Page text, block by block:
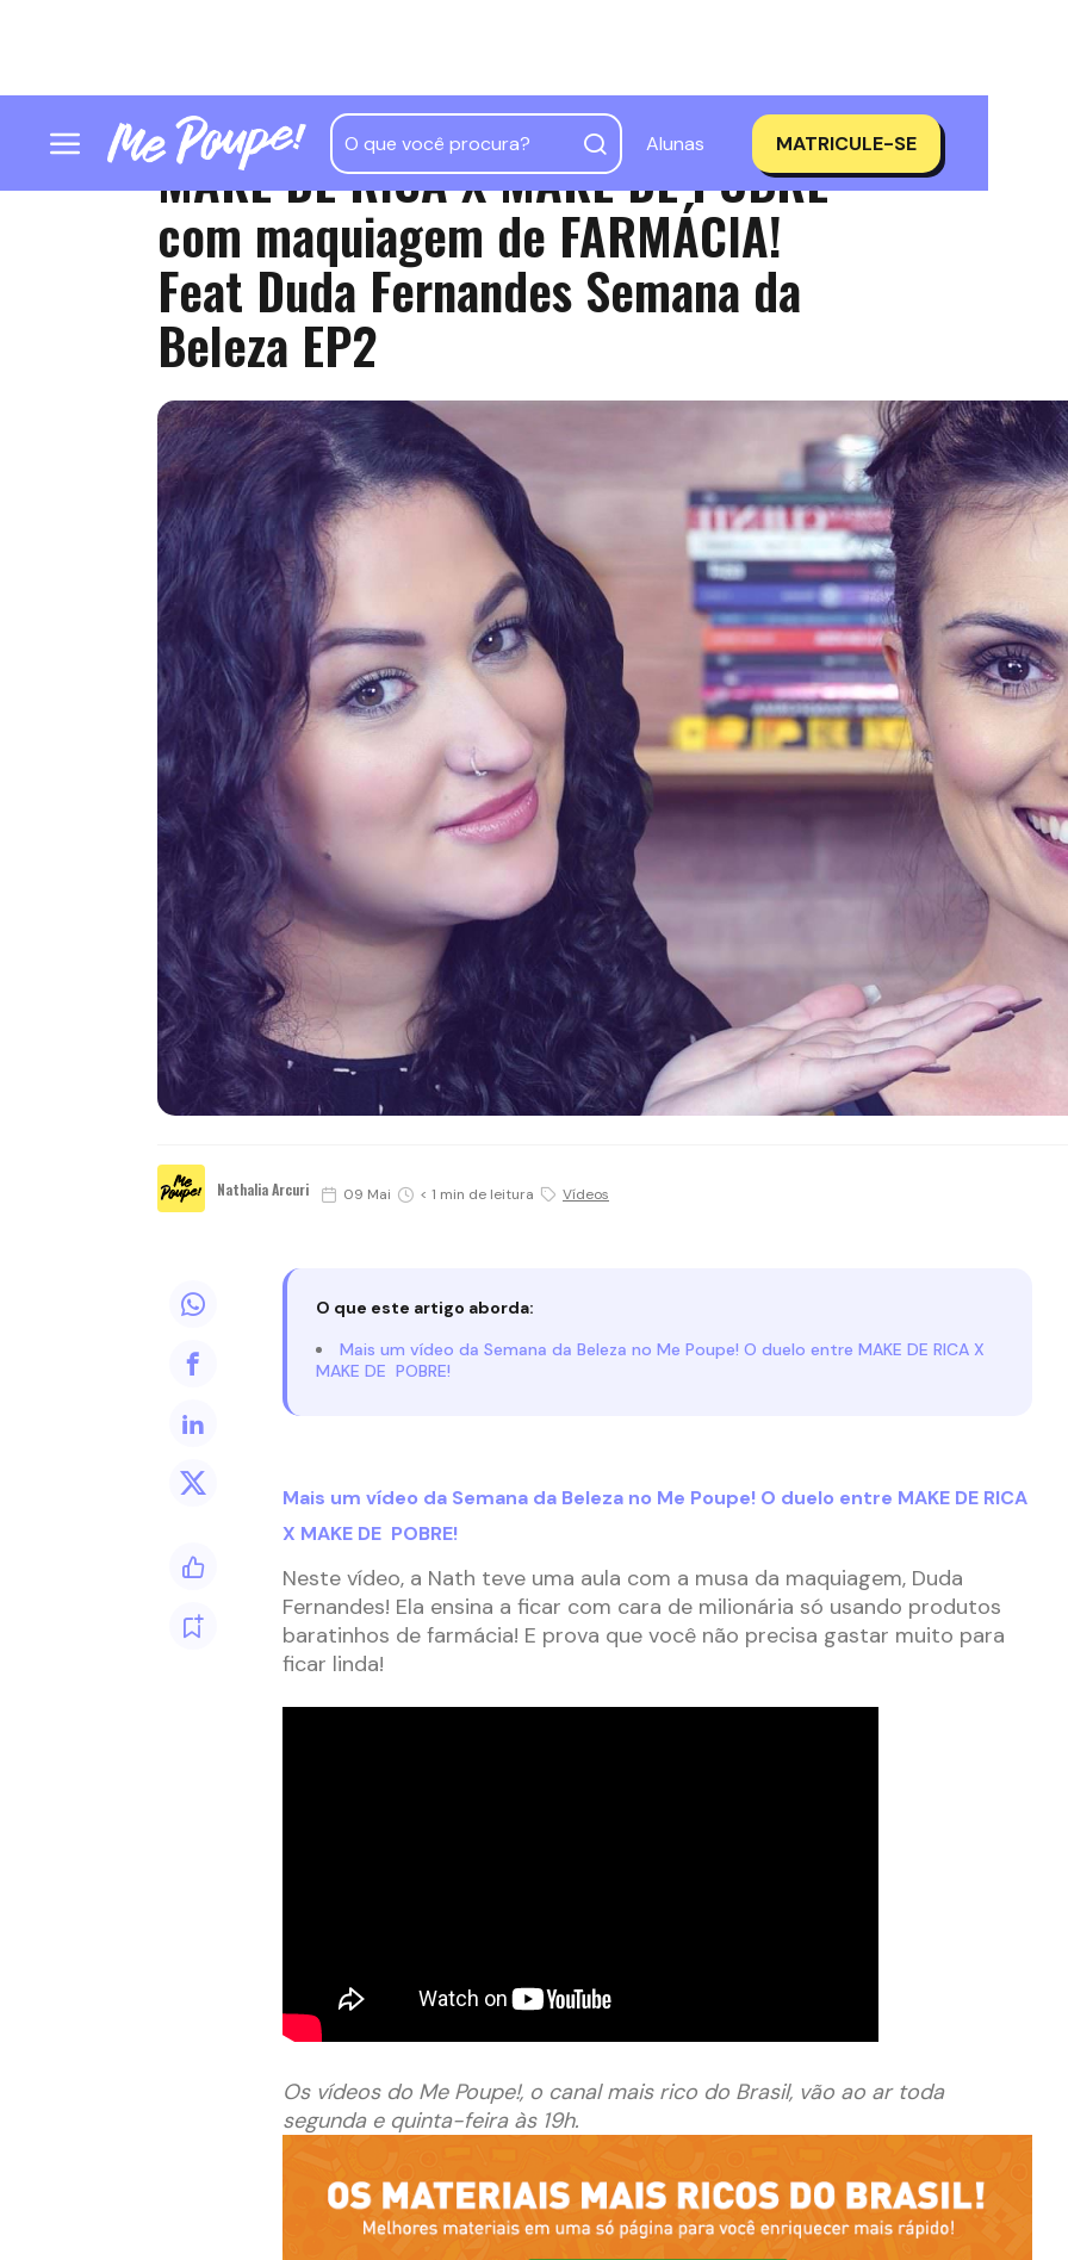
Alunas MATRICULE-SE
MAKE DE RICA X MAKE DE POBRE
com maquiagem de FARMÁCIA!
Feat Duda Fernandes Semana da
Beleza EP2
Nathalia Arcuri 09 Mai < 1 min de leitura Vídeos
O que este artigo aborda:
Mais um vídeo da Semana da Beleza no Me Poupe! O duelo entre MAKE DE RICA X
MAKE DE POBRE!
Mais um vídeo da Semana da Beleza no Me Poupe! O duelo entre MAKE DE RICA
X MAKE DE POBRE!
Neste vídeo, a Nath teve uma aula com a musa da maquiagem, Duda
Fernandes! Ela ensina a ficar com cara de milionária só usando produtos
baratinhos de farmácia! E prova que você não precisa gastar muito para
ficar linda!
Os vídeos do Me Poupe!, o canal mais rico do Brasil, vão ao ar toda
segunda e quinta-feira às 19h.